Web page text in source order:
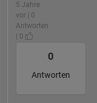
5 Jahre
vor | 0
Antworten
| 0
0
Antworten